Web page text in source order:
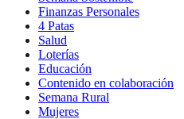
Finanzas Personales
4 Patas
Salud
Loterías
Educación
Contenido en colaboración
Semana Rural
Mujeres